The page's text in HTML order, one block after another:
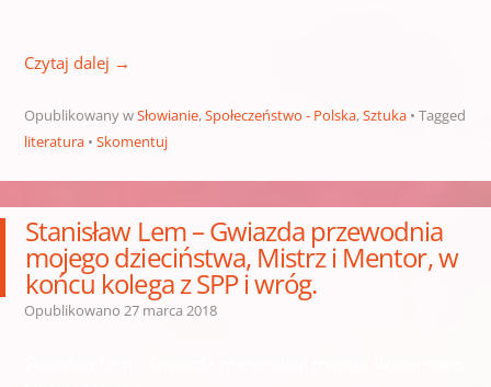
Czytaj dalej →
Opublikowany wSłowianie,Społeczeństwo - Polska,Sztuka
Tagged
literatura
Skomentuj
Stanisław Lem – Gwiazda przewodnia
mojego dzieciństwa, Mistrz i Mentor, w
końcu kolega z SPP i wróg.
Opublikowano 27 marca 2018